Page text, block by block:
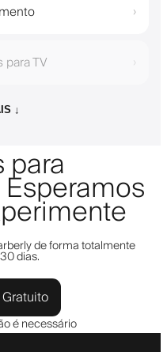
›
TV ›
↓
para
de forma totalmente
dias.
é necessário